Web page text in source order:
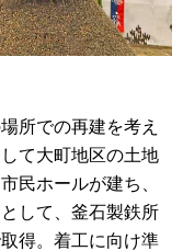
所での再建を考え
て大町地区の土地
民ホールが建ち、
して、釜石製鉄所
得。着工に向け準